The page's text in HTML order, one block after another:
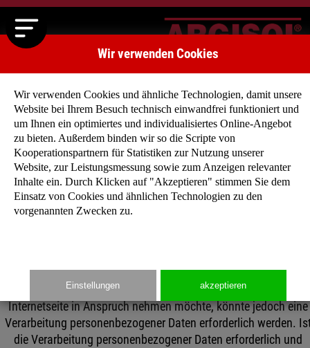
Datenschutz
Datenschutzerklärung
Wir freuen uns sehr über Ihr Interesse an unserem
Unternehmen. Datenschutz hat einen besonders hohen
personenbezogener Daten möglich. Sofern eine betroffene
Person besondere Services unseres Unternehmens über unsere
Internetseite in Anspruch nehmen möchte, könnte jedoch eine
Verarbeitung personenbezogener Daten erforderlich werden.
die Verarbeitung personenbezogener Daten erforderlich und
Wir verwenden Cookies
Wir verwenden Cookies und ähnliche Technologien, damit unsere
Website bei Ihrem Besuch technisch einwandfrei funktioniert und
um Ihnen ein optimiertes und individualisiertes Online-Angebot
zu bieten. Außerdem binden wir so die Scripte von
Kooperationspartnern für Statistiken zur Nutzung unserer
Website, zur Leistungsmessung sowie zum Anzeigen relevanter
Inhalte ein. Durch Klicken auf "Akzeptieren" stimmen Sie dem
Einsatz von Cookies und ähnlichen Technologien zu den
vorgenannten Zwecken zu.
Einstellungen akzeptieren